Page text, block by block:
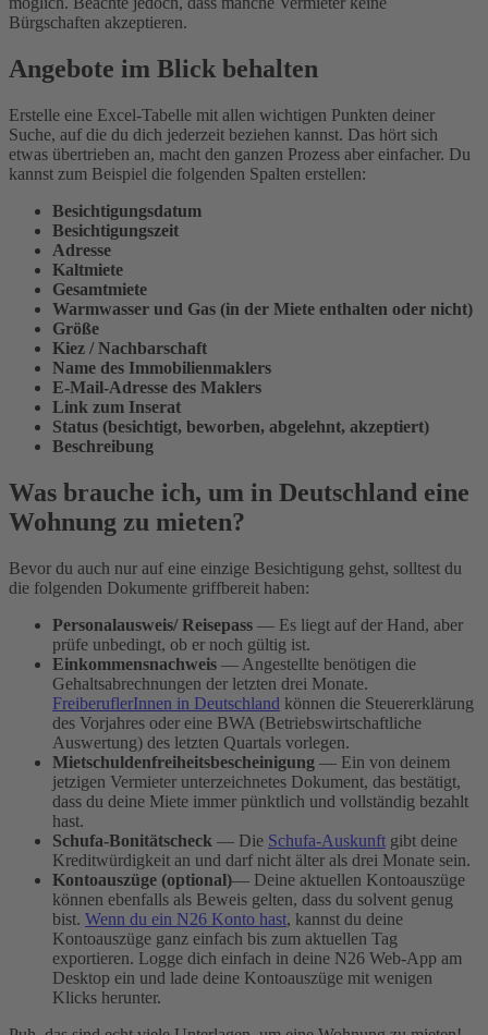
Bürgschaften akzeptieren.
Angebote im Blick behalten
Erstelle eine Excel-Tabelle mit allen wichtigen Punkten deiner
Suche, auf die du dich jederzeit beziehen kannst. Das hört sich
etwas übertrieben an, macht den ganzen Prozess aber einfacher. Du
kannst zum Beispiel die folgenden Spalten erstellen:
Besichtigungsdatum
Besichtigungszeit
Adresse
Kaltmiete
Gesamtmiete
Warmwasser und Gas (in der Miete enthalten oder nicht)
Größe
Kiez / Nachbarschaft
Name des Immobilienmaklers
E-Mail-Adresse des Maklers
Link zum Inserat
Status (besichtigt, beworben, abgelehnt, akzeptiert)
Beschreibung
Was brauche ich, um in Deutschland eine
Wohnung zu mieten?
Bevor du auch nur auf eine einzige Besichtigung gehst, solltest du
die folgenden Dokumente griffbereit haben:
Personalausweis/ Reisepass — Es liegt auf der Hand, aber
prüfe unbedingt, ob er noch gültig ist.
Einkommensnachweis — Angestellte benötigen die
Gehaltsabrechnungen der letzten drei Monate.
FreiberuflerInnen in Deutschland können die Steuererklärung
des Vorjahres oder eine BWA (Betriebswirtschaftliche
Auswertung) des letzten Quartals vorlegen.
Mietschuldenfreiheitsbescheinigung — Ein von deinem
jetzigen Vermieter unterzeichnetes Dokument, das bestätigt,
dass du deine Miete immer pünktlich und vollständig bezahlt
hast.
Schufa-Bonitätscheck — Die Schufa-Auskunft gibt deine
Kreditwürdigkeit an und darf nicht älter als drei Monate sein.
Kontoauszüge (optional)— Deine aktuellen Kontoauszüge
können ebenfalls als Beweis gelten, dass du solvent genug
bist. Wenn du ein N26 Konto hast, kannst du deine
Kontoauszüge ganz einfach bis zum aktuellen Tag
exportieren. Logge dich einfach in deine N26 Web-App am
Desktop ein und lade deine Kontoauszüge mit wenigen
Klicks herunter.